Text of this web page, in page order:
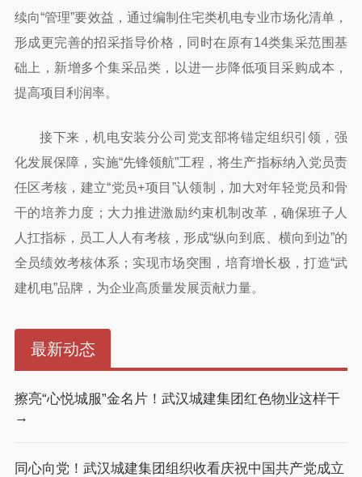
续向“管理”要效益，通过编制住宅类机电专业市场化清单，
形成更完善的招采指导价格，同时在原有14类集采范围基
础上，新增多个集采品类，以进一步降低项目采购成本，
提高项目利润率。
接下来，机电安装分公司党支部将锚定组织引领，强
化发展保障，实施“先锋领航”工程，将生产指标纳入党员责
任区考核，建立“党员+项目”认领制，加大对年轻党员和骨
干的培养力度；大力推进激励约束机制改革，确保班子人
人扛指标，员工人人有考核，形成“纵向到底、横向到边”的
全员绩效考核体系；实现市场突围，培育增长极，打造“武
建机电”品牌，为企业高质量发展贡献力量。
最新动态
擦亮“心悦城服”金名片！武汉城建集团红色物业这样干
→
同心向党！武汉城建集团组织收看庆祝中国共产党成立